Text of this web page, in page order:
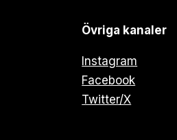
Övriga kanaler
Instagram
Facebook
Twitter/X